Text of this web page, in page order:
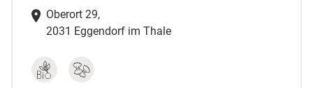
Oberort 29,
2031 Eggendorf im Thale